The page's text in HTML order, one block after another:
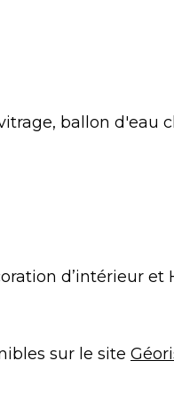
ballon d'eau
d’intérieur et
sur le site